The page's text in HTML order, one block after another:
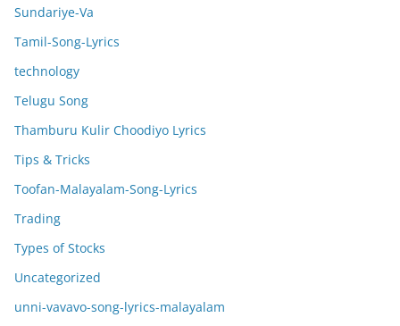
Sundariye-Va
Tamil-Song-Lyrics
technology
Telugu Song
Thamburu Kulir Choodiyo Lyrics
Tips & Tricks
Toofan-Malayalam-Song-Lyrics
Trading
Types of Stocks
Uncategorized
unni-vavavo-song-lyrics-malayalam